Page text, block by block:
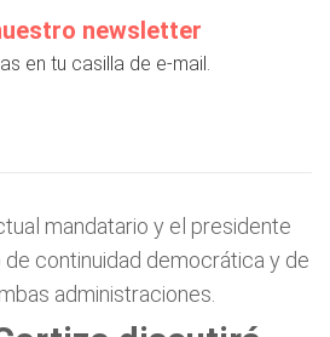
newsletter
en tu casilla de e-mail.
mandatario y el presidente
continuidad democrática y de
administraciones.